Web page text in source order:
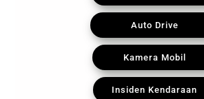
Auto Drive
Kamera Mobil
Insiden Kendaraan